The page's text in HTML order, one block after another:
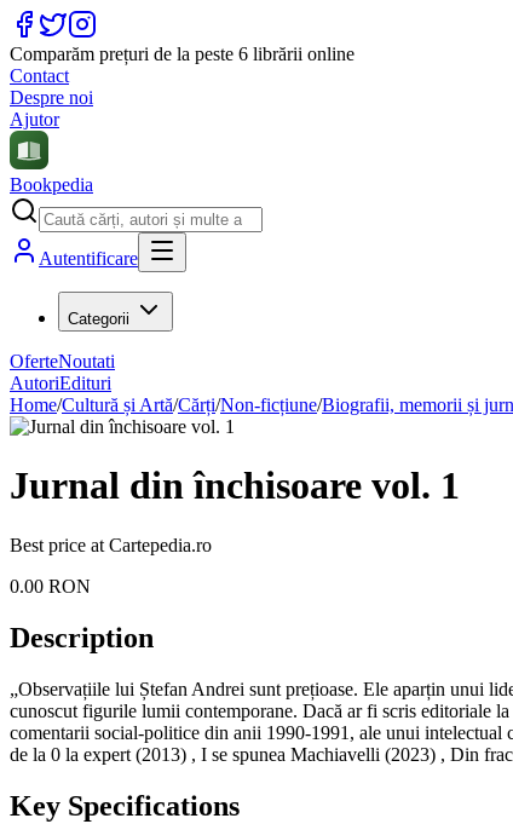
Comparăm prețuri de la peste 6 librării online
Contact
Despre noi
Ajutor
Bookpedia
Autentificare
Categorii
OferteNoutati
AutoriEdituri
Home/Cultură și Artă/Cărți/Non-ficțiune/Biografii, memorii și
Jurnal din închisoare vol. 1
Best price at Cartepedia.ro
0.00 RON
Description
„Observațiile lui Ștefan Andrei sunt prețioase. Ele aparțin unui
cunoscut figurile lumii contemporane. Dacă ar fi scris editoriale
comentarii social-politice din anii 1990-1991, ale unui
de la 0 la expert (2013) , I se spunea Machiavelli (2023) , Din
Key Specifications